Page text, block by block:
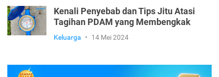
Kenali Penyebab dan Tips Jitu Atasi
Tagihan PDAM yang Membengkak
Keluarga • 14 Mei 2024